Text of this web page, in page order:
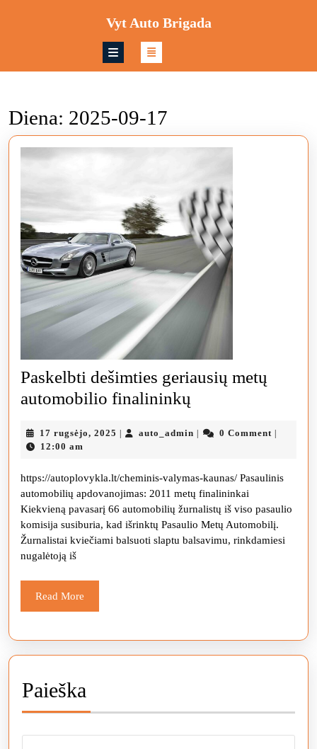
Vyt Auto Brigada
Diena: 2025-09-17
Paskelbti dešimties geriausių metų
automobilio finalininkų
geriausių
automobilio
finalininkų
17 rugsėjo, 2025 17
auto_admin auto_admin
0 Comment
12:00 am
https://autoplovykla.lt/cheminis-valymas-kaunas/ Pasaulinis
automobilių apdovanojimas: 2011 metų finalininkai
Kiekvieną pavasarį 66 automobilių žurnalistų iš viso pasaulio
komisija susiburia, kad išrinktų Pasaulio Metų Automobilį.
Žurnalistai kviečiami balsuoti slaptu balsavimu, rinkdamiesi
nugalėtoją iš
Read More
More
Paieška